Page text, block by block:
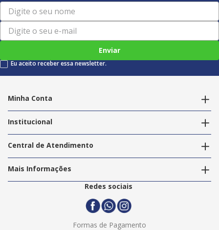
Enviar
Eu aceito receber essa newsletter.
Minha Conta
Editar endereços
Institucional
Nossas Lojas
Trabalhe Conosco
Central de Atendimento
Política de Privacidade
Termos e Condições
Politica de Entrega
Mais Informações
2ª Via Nota Fiscal
Redes sociais
Formas de Pagamento